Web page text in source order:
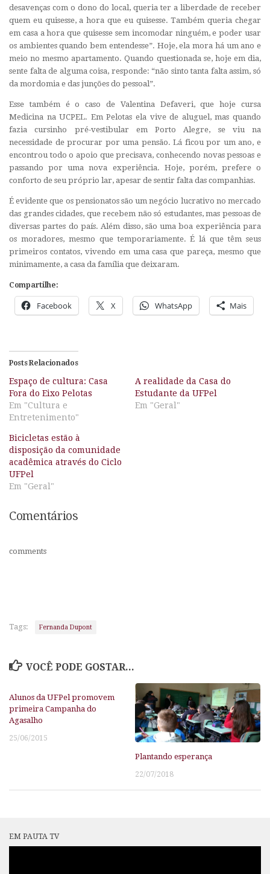
desavenças com o dono do local, queria ter a liberdade de receber
quem eu quisesse, a hora que eu quisesse. Também queria chegar
em casa a hora que quisesse sem incomodar ninguém, e poder usar
os ambientes quando bem entendesse”. Hoje, ela mora há um ano e
meio no mesmo apartamento. Quando questionada se, hoje em dia,
sente falta de alguma coisa, responde: “não sinto tanta falta assim, só
da mordomia e das junções do pessoal”.
Esse também é o caso de Valentina Defaveri, que hoje cursa
Medicina na UCPEL. Em Pelotas ela vive de aluguel, mas quando
fazia cursinho pré-vestibular em Porto Alegre, se viu na
necessidade de procurar por uma pensão. Lá ficou por um ano, e
encontrou todo o apoio que precisava, conhecendo novas pessoas e
passando por uma nova experiência. Hoje, porém, prefere o
conforto de seu próprio lar, apesar de sentir falta das companhias.
É evidente que os pensionatos são um negócio lucrativo no mercado
das grandes cidades, que recebem não só estudantes, mas pessoas de
diversas partes do país. Além disso, são uma boa experiência para
os moradores, mesmo que temporariamente. É lá que têm seus
primeiros contatos, vivendo em uma casa que pareça, mesmo que
minimamente, a casa da família que deixaram.
Compartilhe:
Facebook X WhatsApp Mais
Posts Relacionados
Espaço de cultura: Casa
Fora do Eixo Pelotas
Em "Cultura e
Entretenimento"
A realidade da Casa do
Estudante da UFPel
Em "Geral"
Bicicletas estão à
disposição da comunidade
acadêmica através do Ciclo
UFPel
Em "Geral"
Comentários
comments
Tags: Fernanda Dupont
VOCÊ PODE GOSTAR...
Alunos da UFPel promovem
primeira Campanha do
Agasalho
25/06/2015
Plantando esperança
22/07/2018
EM PAUTA TV